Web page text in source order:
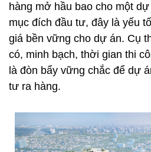
hàng mở hầu bao cho một
mục đích đầu tư, đây là yếu
giá bền vững cho dự án. Cụ
có, minh bạch, thời gian thi
là đòn bẩy vững chắc để dự
tư ra hàng.